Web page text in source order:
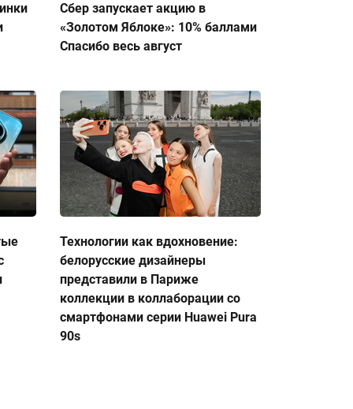
Сбер запускает акцию в
«Золотом Яблоке»: 10% баллами
Спасибо весь август
Технологии как вдохновение:
белорусские дизайнеры
представили в Париже
коллекции в коллаборации со
смартфонами серии Huawei Pura
90s